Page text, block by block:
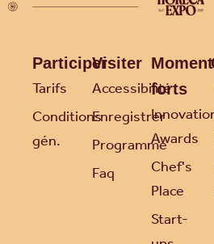
Participer
Tarifs
Conditions
gén.
Visiter
Accessibilité
Enregistrer
Programme
Faq
forts
Awards
Chef's
Place
Start-